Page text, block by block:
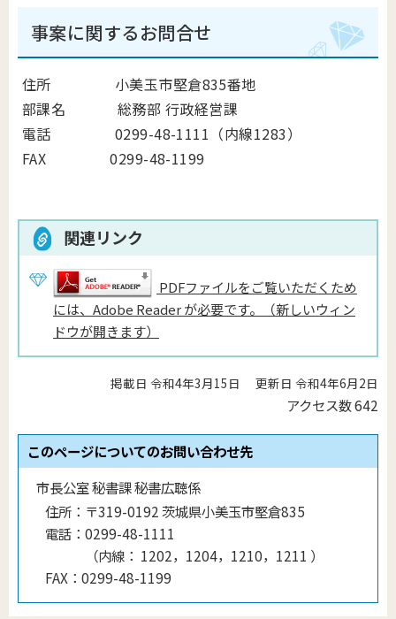
事案に関するお問合せ
住所 小美玉市堅倉835番地
部課名 総務部 行政経営課
電話 0299-48-1111（内線1283）
FAX 0299-48-1199
関連リンク
PDFファイルをご覧いただくため
には、Adobe Reader が必要です。（新しいウィン
ドウが開きます）
掲載日 令和4年3月15日 更新日 令和4年6月2日
アクセス数642
このページについてのお問い合わせ先
市長公室 秘書課 秘書広聴係
住所： 〒319-0192 茨城県小美玉市堅倉835
電話： 0299-48-1111
（内線 ： 1202，1204，1210，1211 ）
FAX： 0299-48-1199